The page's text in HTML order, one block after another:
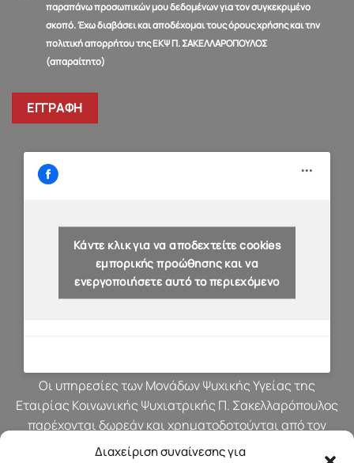
Διαχείριση συναίνεσης για
παραπάνω προσωπικών μου δεδομένων για τον συγκεκριμένο
σκοπό. Έχω διαβάσει και αποδέχομαι τους όρους χρήσης και την
πολιτική απορρήτου της ΕΚΨ Π. ΣΑΚΕΛΛΑΡΟΠΟΥΛΟΣ
(απαραίτητο)
Κάντε κλικ για να αποδεχτείτε cookies
εμπορικής προώθησης και να
ενεργοποιήσετε αυτό το περιεχόμενο
Οι υπηρεσίες των Μονάδων Ψυχικής Υγείας της
Εταιρίας Κοινωνικής Ψυχιατρικής Π. Σακελλαρόπουλος
παρέχονται δωρεάν και χρηματοδοτούνται από τον
προϋπολογισμό του Υπουργείου Υγείας.